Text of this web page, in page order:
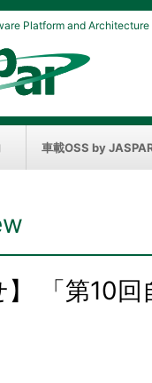
Platform and Architecture
車載OSS by
】 「第10